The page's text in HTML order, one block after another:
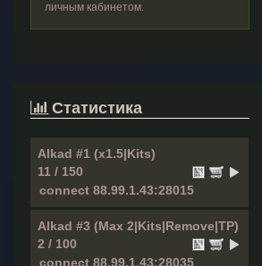
личным кабинетом.
Статистика
Alkad #1 (x1.5|Kits)
11 / 150
Alkad #3 (Max 2|Kits|Remove|TP)
2 / 100